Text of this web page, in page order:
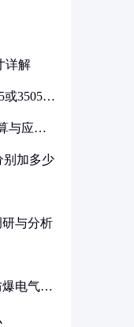
详解
或3505代
与应用
别加多少
与分析
电气设